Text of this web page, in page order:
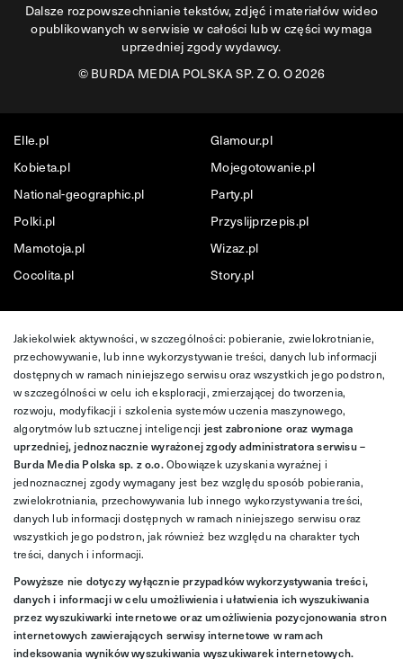
Dalsze rozpowszechnianie tekstów, zdjęć i materiałów wideo
opublikowanych w serwisie w całości lub w części wymaga
uprzedniej zgody wydawcy.
©BURDA MEDIA POLSKA SP. Z O. O 2026
Elle.pl
Glamour.pl
Kobieta.pl
Mojegotowanie.pl
National-geographic.pl
Party.pl
Polki.pl
Przyslijprzepis.pl
Mamotoja.pl
Wizaz.pl
Cocolita.pl
Story.pl
Jakiekolwiek aktywności, w szczególności: pobieranie, zwielokrotnianie,
przechowywanie, lub inne wykorzystywanie treści, danych lub informacji
dostępnych w ramach niniejszego serwisu oraz wszystkich jego podstron,
w szczególności w celu ich eksploracji, zmierzającej do tworzenia,
rozwoju, modyfikacji i szkolenia systemów uczenia maszynowego,
algorytmów lub sztucznej inteligencji jest zabronione oraz wymaga
uprzedniej, jednoznacznie wyrażonej zgody administratora serwisu –
Burda Media Polska sp. z o.o.Obowiązek uzyskania wyraźnej i
jednoznacznej zgody wymagany jest bez względu sposób pobierania,
zwielokrotniania, przechowywania lub innego wykorzystywania treści,
danych lub informacji dostępnych w ramach niniejszego serwisu oraz
wszystkich jego podstron, jak również bez względu na charakter tych
treści, danych i informacji.
Powyższe nie dotyczy wyłącznie przypadków wykorzystywania treści,
danych i informacji w celu umożliwienia i ułatwienia ich wyszukiwania
przez wyszukiwarki internetowe oraz umożliwienia pozycjonowania stron
internetowych zawierających serwisy internetowe w ramach
indeksowania wyników wyszukiwania wyszukiwarek internetowych.